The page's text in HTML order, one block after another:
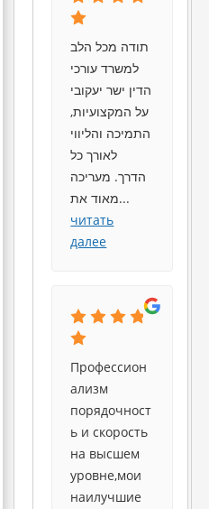
תודה מכל הלב
למשרד עורכי
הדין ישר יעקובי
על המקצועיות,
התמיכה והליווי
לאורך כל
הדרך. מעריכה
מאוד את...
читать
далее
Профессион
ализм
порядочност
ь и скорость
на высшем
уровне,мои
наилучшие